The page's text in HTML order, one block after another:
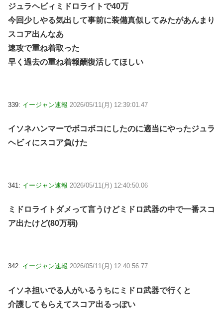
ジュラヘビィミドロライトで40万
今回少しやる気出して事前に装備真似してみたがあんまり
スコア出んなあ
速攻で重ね着取った
早く過去の重ね着報酬復活してほしい
339: イージャン速報 2026/05/11(月) 12:39:01.47
イソネハンマーでボコボコにしたのに適当にやったジュラ
ヘビィにスコア負けた
341: イージャン速報 2026/05/11(月) 12:40:50.06
ミドロライトダメって言うけどミドロ武器の中で一番スコ
ア出たけど(80万弱)
342: イージャン速報 2026/05/11(月) 12:40:56.77
イソネ担いでる人がいるうちにミドロ武器で行くと
介護してもらえてスコア出るっぽい